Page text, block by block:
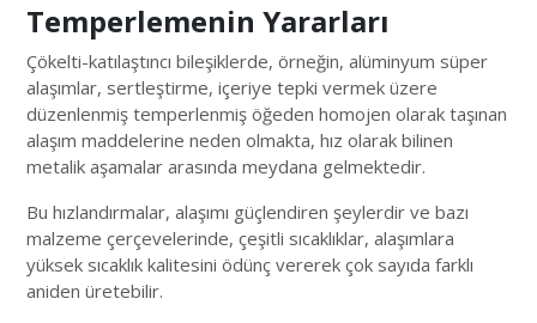
Temperlemenin Yararları
Çökelti-katılaştıncı bileşiklerde, örneğin, alüminyum süper
alaşımlar, sertleştirme, içeriye tepki vermek üzere
düzenlenmiş temperlenmiş öğeden homojen olarak taşınan
alaşım maddelerine neden olmakta, hız olarak bilinen
metalik aşamalar arasında meydana gelmektedir.
Bu hızlandırmalar, alaşımı güçlendiren şeylerdir ve bazı
malzeme çerçevelerinde, çeşitli sıcaklıklar, alaşımlara
yüksek sıcaklık kalitesini ödünç vererek çok sayıda farklı
aniden üretebilir.